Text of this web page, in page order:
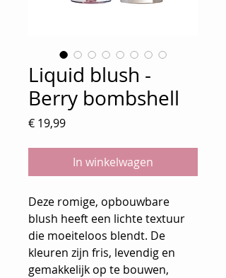
Liquid blush -
Berry bombshell
€ 19,99Prijs
In winkelwagen
Deze romige, opbouwbare
blush heeft een lichte textuur
die moeiteloos blendt. De
kleuren zijn fris, levendig en
gemakkelijk op te bouwen,